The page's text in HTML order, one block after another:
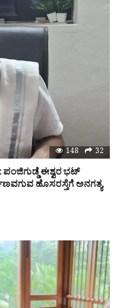
148 32
ಈಶ್ವರ ಭಟ್
ಹೊಸರಸ್ತೆಗೆ ಅನಗತ್ಯ